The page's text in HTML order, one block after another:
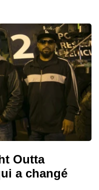
Outta
a changé